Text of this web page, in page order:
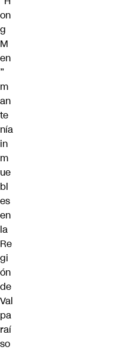
on
g
M
en
”
m
an
te
nía
in
m
ue
bl
es
en
la
Re
gi
ón
de
Val
pa
raí
so